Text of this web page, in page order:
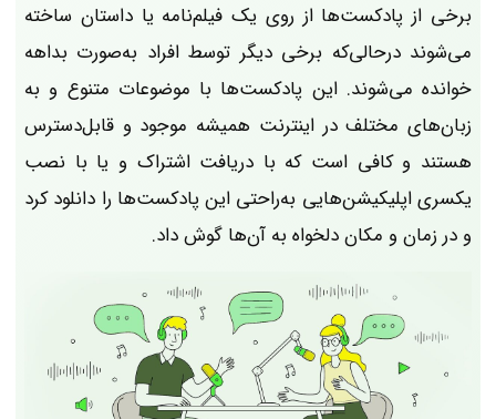
برخی از پادکست‌ها از روی یک فیلم‌نامه یا داستان ساخته
می‌شوند درحالی‌که برخی دیگر توسط افراد به‌صورت بداهه
خوانده می‌شوند. این پادکست‌ها با موضوعات متنوع و به
زبان‌های مختلف در اینترنت همیشه موجود و قابل‌دسترس
هستند و کافی است که با دریافت اشتراک و یا با نصب
یکسری اپلیکیشن‌هایی به‌راحتی این پادکست‌ها را دانلود کرد
و در زمان و مکان دلخواه به آن‌ها گوش داد.